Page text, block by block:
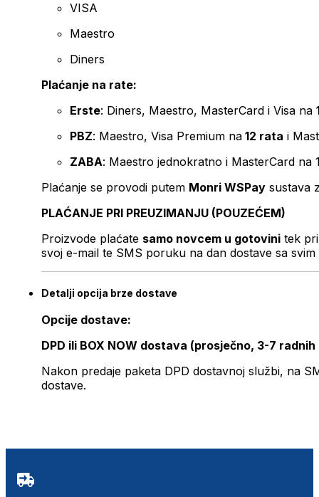
VISA
Maestro
Diners
Plaćanje na rate:
Erste: Diners, Maestro, MasterCard i Visa na
PBZ: Maestro, Visa Premium na 12 rata i
ZABA: Maestro jednokratno i MasterCard na
Plaćanje se provodi putem Monri WSPay sustava
PLAĆANJE PRI PREUZIMANJU (POUZEĆEM)
Proizvode plaćate samo novcem u gotovini tek
svoj e-mail te SMS poruku na dan dostave sa svim
Detalji opcija brze dostave
Opcije dostave:
DPD ili BOX NOW dostava (prosječno, 3-7 radnih
Nakon predaje paketa DPD dostavnoj službi, na
dostave.